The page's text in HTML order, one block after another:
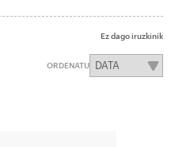
Ez dago iruzkinik
ORDENATU